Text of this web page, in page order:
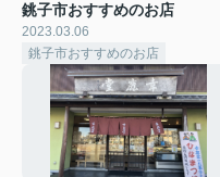
銚子市おすすめのお店
2023.03.06
銚子市おすすめのお店